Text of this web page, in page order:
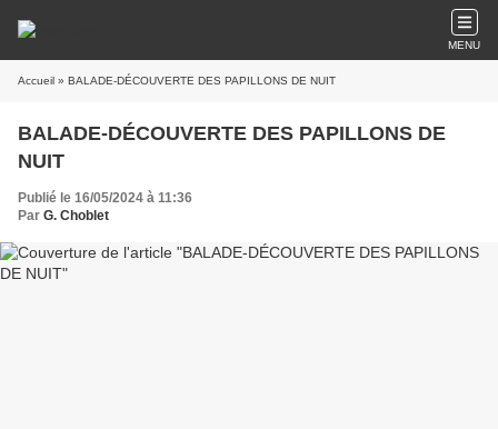
MENU
Accueil » BALADE-DÉCOUVERTE DES PAPILLONS DE NUIT
BALADE-DÉCOUVERTE DES PAPILLONS DE
NUIT
Publié le 16/05/2024 à 11:36
Par G. Choblet